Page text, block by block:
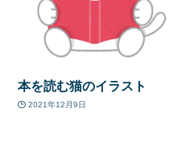
本を読む猫のイラスト
2021年12月9日